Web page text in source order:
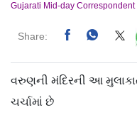
Gujarati Mid-day Correspondent
Share:
વરુણની મંદિરની આ
ચર્ચામાં છે